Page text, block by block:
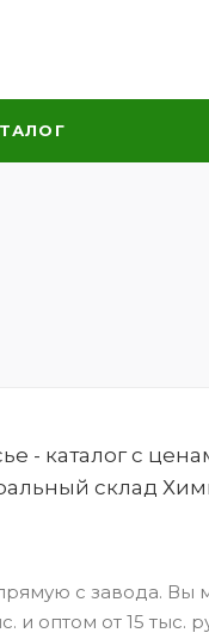
каталог с
склад
с завода. Вы
и оптом от 15 тыс.